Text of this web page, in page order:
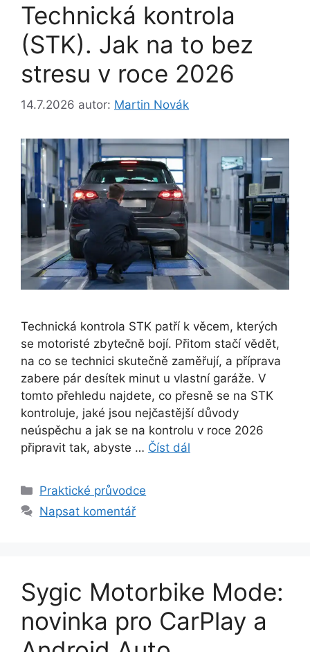
Technická kontrola
(STK). Jak na to bez
stresu v roce 2026
14.7.2026 autor: Martin Novák
Technická kontrola STK patří k věcem, kterých
se motoristé zbytečně bojí. Přitom stačí vědět,
na co se technici skutečně zaměřují, a příprava
zabere pár desítek minut u vlastní garáže. V
tomto přehledu najdete, co přesně se na STK
kontroluje, jaké jsou nejčastější důvody
neúspěchu a jak se na kontrolu v roce 2026
připravit tak, abyste … Číst dál
Rubriky
Praktické průvodce
Napsat komentář
Sygic Motorbike Mode:
novinka pro CarPlay a